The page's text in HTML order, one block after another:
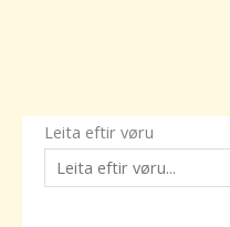
Leita eftir vøru